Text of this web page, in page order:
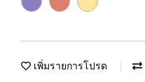
เพิ่มรายการโปรด